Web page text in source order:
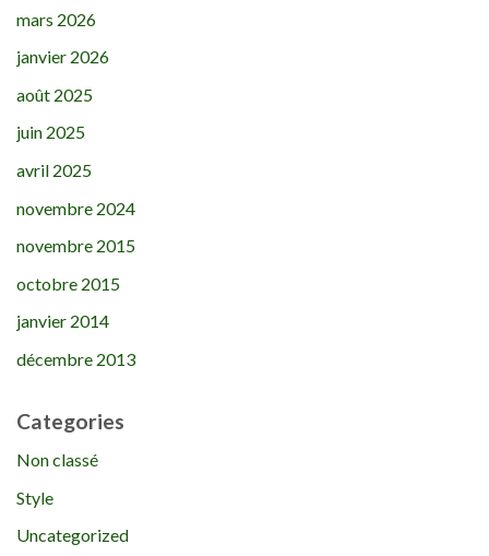
mars 2026
janvier 2026
août 2025
juin 2025
avril 2025
novembre 2024
novembre 2015
octobre 2015
janvier 2014
décembre 2013
Categories
Non classé
Style
Uncategorized